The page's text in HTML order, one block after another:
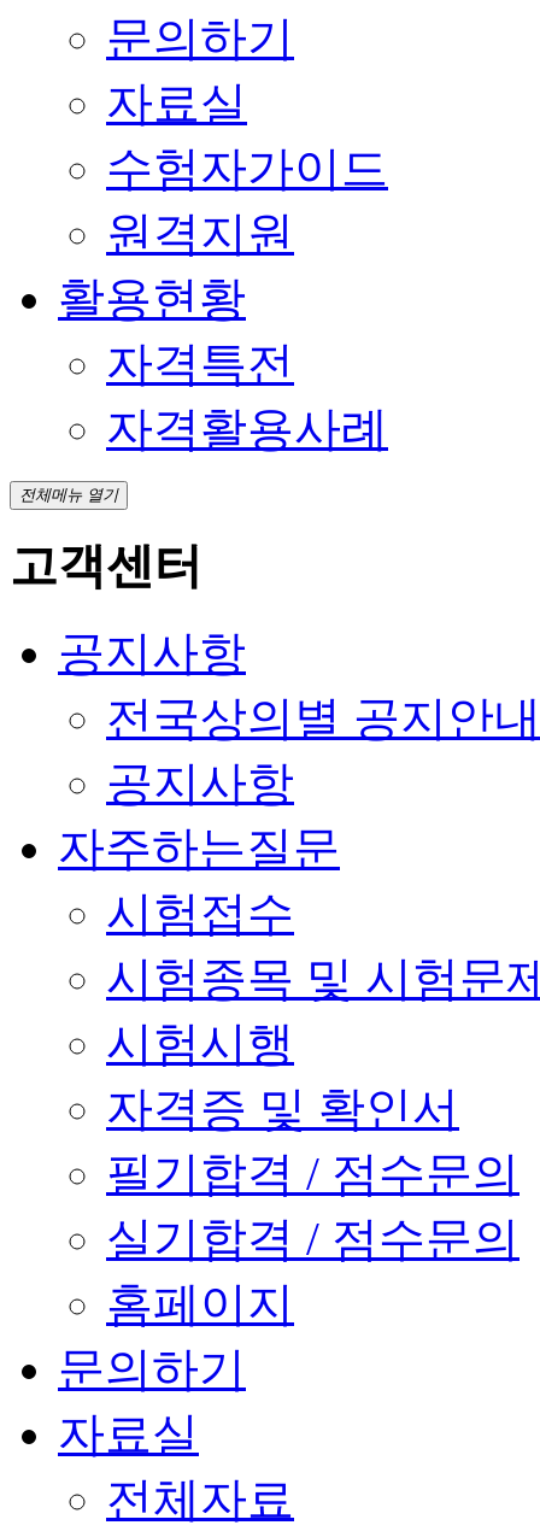
문의하기
자료실
수험자가이드
원격지원
활용현황
자격특전
자격활용사례
전체메뉴 열기
고객센터
공지사항
전국상의별 공지안내
공지사항
자주하는질문
시험접수
시험종목 및 시험문
시험시행
자격증 및 확인서
필기합격 / 점수문의
실기합격 / 점수문의
홈페이지
문의하기
자료실
전체자료